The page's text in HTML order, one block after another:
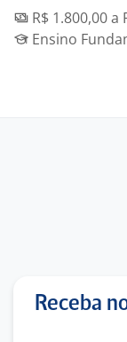
R$ 1.800,00 a
Ensino
Receba